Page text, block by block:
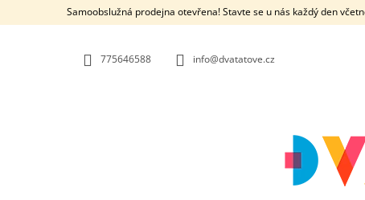
Samoobslužná prodejna otevřena! Stavte se u nás každý den
775646588 info@dvatatove.cz
O